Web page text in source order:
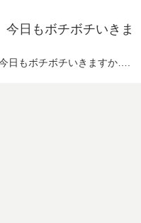
日もボチボチいきま
もボチボチいきますか….